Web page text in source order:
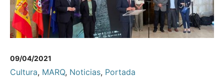
09/04/2021
Cultura, MARQ, Noticias, Portada